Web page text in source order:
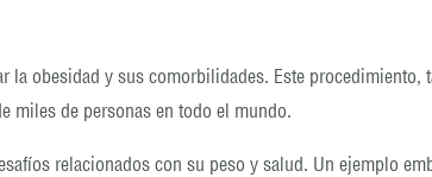
la obesidad y sus comorbilidades. Este procedimiento,
miles de personas en todo el mundo.
relacionados con su peso y salud. Un ejemplo